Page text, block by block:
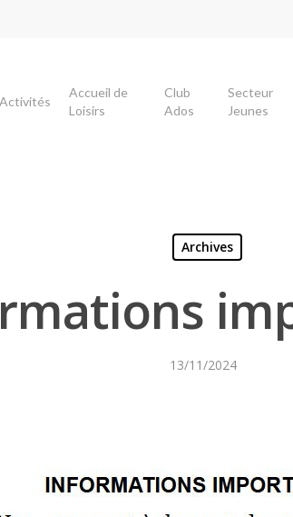
Activités
Accueil de
Loisirs
Club
Ados
Secteur
Jeunes
Archives
13/11/2024